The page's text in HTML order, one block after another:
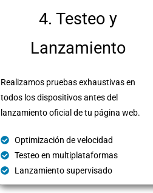
4. Testeo y
Lanzamiento
Realizamos pruebas exhaustivas en
todos los dispositivos antes del
lanzamiento oficial de tu página web.
Optimización de velocidad
Testeo en multiplataformas
Lanzamiento supervisado